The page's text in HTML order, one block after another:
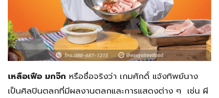
เหลือเฟือ มกจ๊ก หรือชื่อจริงว่า เกมศักดิ์ แจ้งทิพย์นาง
เป็นศิลปินตลกที่มีผลงานตลกและการแสดงต่าง ๆ เช่น ผี